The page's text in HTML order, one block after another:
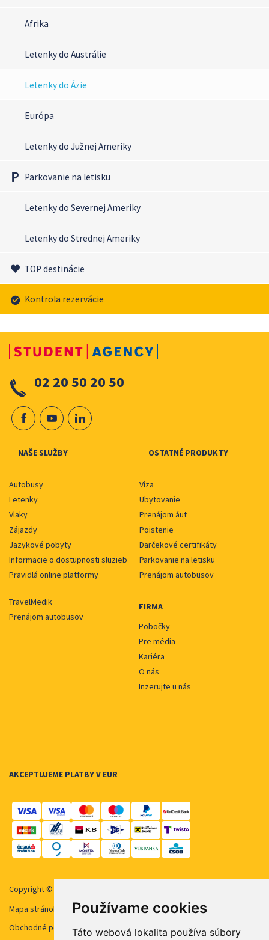
Používame cookies
Táto webová lokalita používa súbory
Afrika
Letenky do Austrálie
Letenky do Ázie
Európa
Letenky do Južnej Ameriky
Parkovanie na letisku
Letenky do Severnej Ameriky
Letenky do Strednej Ameriky
TOP destinácie
Kontrola rezervácie
02 20 50 20 50
NAŠE SLUŽBY OSTATNÉ PRODUKTY
Autobusy
Letenky
Vlaky
Zájazdy
Jazykové pobyty
Informacie o dostupnosti sluzieb
Pravidlá online platformy
Víza
Ubytovanie
Prenájom áut
Poistenie
Darčekové certifikáty
Parkovanie na letisku
Prenájom autobusov
TravelMedik
Prenájom autobusov
FIRMA
Pobočky
Pre média
Kariéra
O nás
Inzerujte u nás
AKCEPTUJEME PLATBY V EUR
Copyright © 2026 STUDENT AGENCY, s.r.o. Všechna práva vyhrazena.
Mapa stránok
Obchodné podmienky